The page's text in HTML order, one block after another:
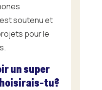
soutenu et
pour le
un super
tu?